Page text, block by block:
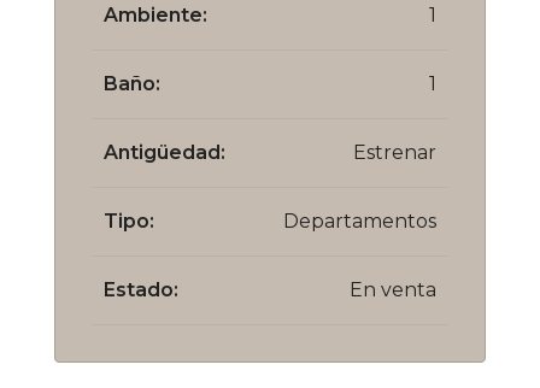
Ambiente: 1
Baño: 1
Antigüedad: Estrenar
Tipo: Departamentos
Estado: En venta